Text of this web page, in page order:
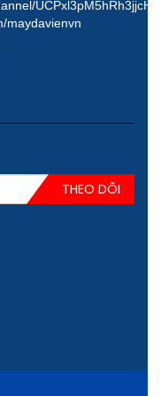
maydavienvn
THEO DÕI